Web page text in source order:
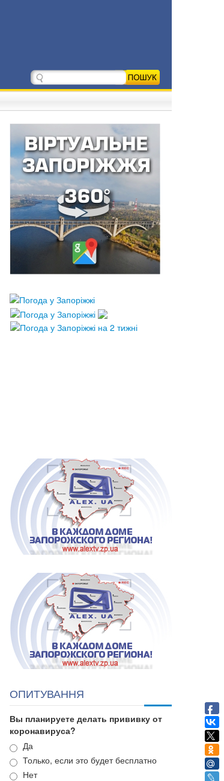
ОПИТУВАННЯ
Вы планируете делать прививку от
коронавируса?
Варианты
Да
Только, если это будет бесплатно
Нет